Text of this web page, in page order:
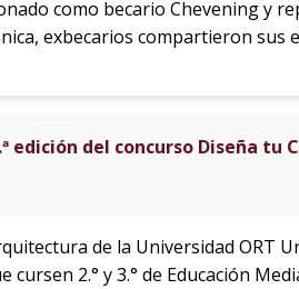
como becario Chevening y
exbecarios compartieron
edición del concurso Diseña tu
de la Universidad
2.° y 3.° de Educación